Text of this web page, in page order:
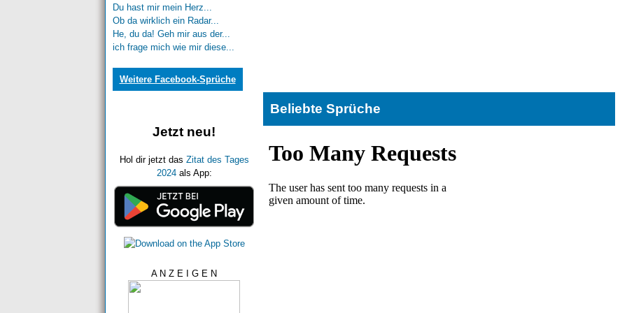
Du hast mir mein Herz...
Ob da wirklich ein Radar...
He, du da! Geh mir aus der...
ich frage mich wie mir diese...
Weitere Facebook-Sprüche
Jetzt neu!
Hol dir jetzt das Zitat des Tages
2024als App:
A N Z E I G E N
Beliebte Sprüche